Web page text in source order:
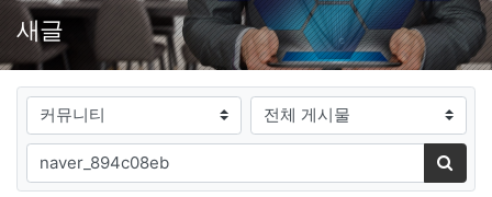
새글
게시판그룹 검색대상
검색어 필수
검색